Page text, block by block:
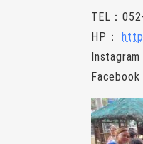
TEL：
HP：
Instagram
Facebook